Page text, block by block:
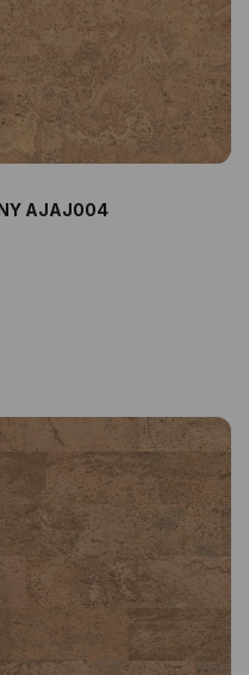
AJAJ004